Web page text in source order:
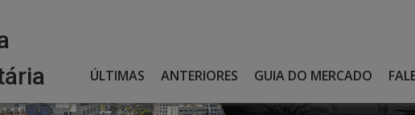
ÚLTIMAS ANTERIORES GUIA DO MERCADO